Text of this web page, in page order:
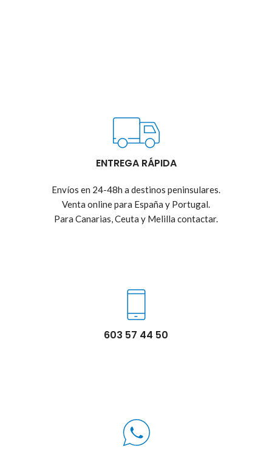
ENTREGA RÁPIDA
Envíos en 24-48h a destinos peninsulares.
Venta online para España y Portugal.
Para Canarias, Ceuta y Melilla contactar.
603 57 44 50